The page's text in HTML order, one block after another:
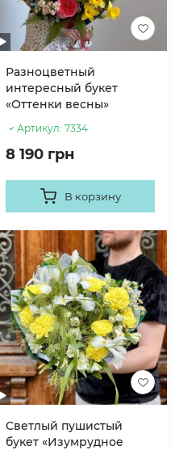
Разноцветный
интересный букет
«Оттенки весны»
Артикул: 7334
8 190 грн
В корзину
Светлый пушистый
букет «Изумрудное